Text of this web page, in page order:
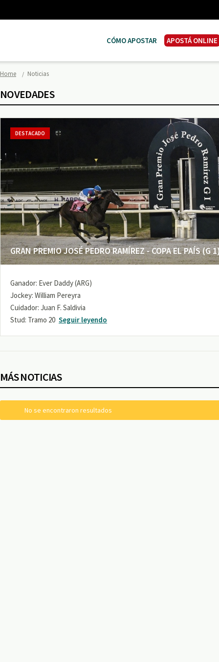
CÓMO APOSTAR APOSTÁ ONLINE
Home Noticias
NOVEDADES
GRAN PREMIO JOSÉ PEDRO RAMÍREZ - COPA EL PAÍS (G
DESTACADO
Ganador: Ever Daddy (ARG)
Jockey: William Pereyra
Cuidador: Juan F. Saldivia
Stud: Tramo 20 Seguir leyendo
MÁS NOTICIAS
No se encontraron resultados